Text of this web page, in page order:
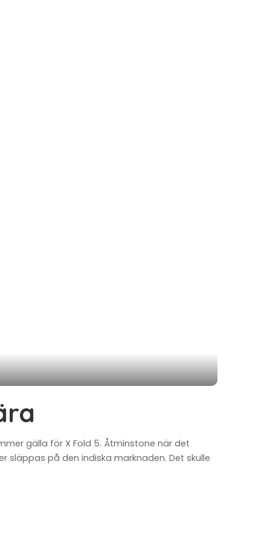
gälla för X Fold 5. Åtminstone när det
släppas på den indiska marknaden. Det skulle